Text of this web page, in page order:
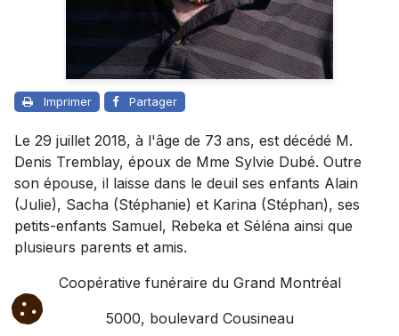
Imprimer Partager
Le 29 juillet 2018, à l'âge de 73 ans, est décédé M.
Denis Tremblay, époux de Mme Sylvie Dubé. Outre
son épouse, il laisse dans le deuil ses enfants Alain
(Julie), Sacha (Stéphanie) et Karina (Stéphan), ses
petits-enfants Samuel, Rebeka et Séléna ainsi que
plusieurs parents et amis.
Coopérative funéraire du Grand Montréal
5000, boulevard Cousineau